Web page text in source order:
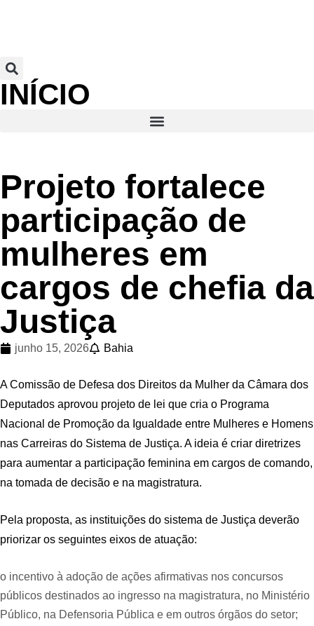
INÍCIO
Projeto fortalece
participação de
mulheres em
cargos de chefia da
Justiça
junho 15, 2026 Bahia
A Comissão de Defesa dos Direitos da Mulher da Câmara dos
Deputados aprovou projeto de lei que cria o Programa
Nacional de Promoção da Igualdade entre Mulheres e Homens
nas Carreiras do Sistema de Justiça. A ideia é criar diretrizes
para aumentar a participação feminina em cargos de comando,
na tomada de decisão e na magistratura.
Pela proposta, as instituições do sistema de Justiça deverão
priorizar os seguintes eixos de atuação:
o incentivo à adoção de ações afirmativas nos concursos
públicos destinados ao ingresso na magistratura, no Ministério
Público, na Defensoria Pública e em outros órgãos do setor;